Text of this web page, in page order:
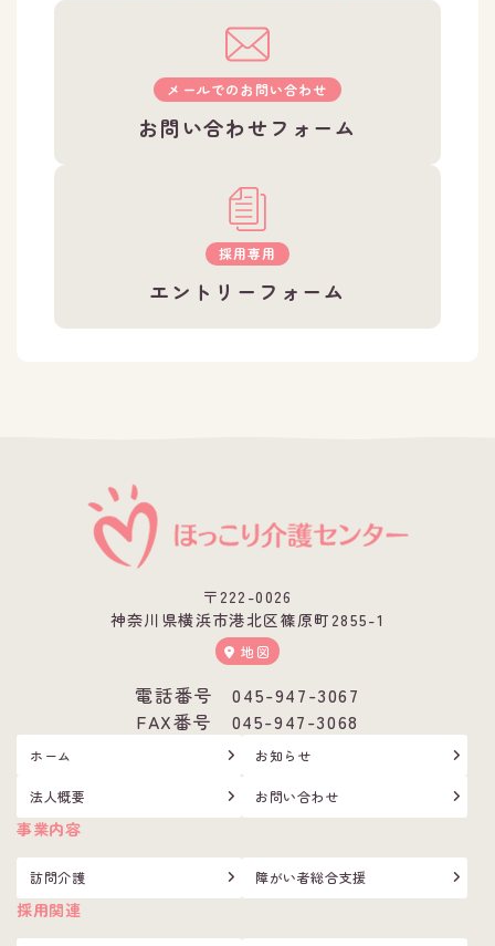
メールでのお問い合わせ
お問い合わせフォーム
採用専用
エントリーフォーム
〒222-0026
神奈川県横浜市港北区篠原町2855-1
地図
電話番号045-947-3067
FAX番号 045-947-3068
ホーム お知らせ
法人概要 お問い合わせ
事業内容
訪問介護 障がい者総合支援
採用関連